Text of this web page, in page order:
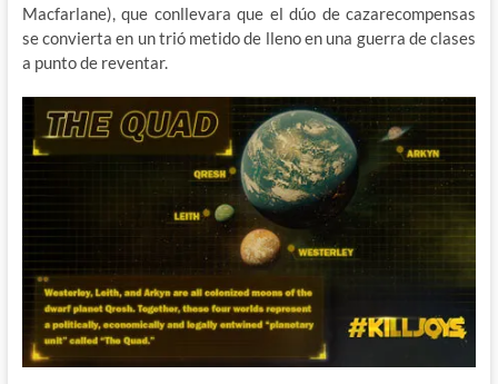
Macfarlane), que conllevara que el dúo de cazarecompensas
se convierta en un trió metido de lleno en una guerra de clases
a punto de reventar.